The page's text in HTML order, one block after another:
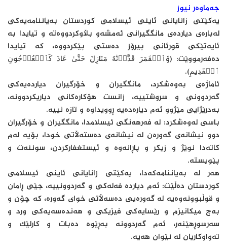
جەماوەر نیوز
یەكێتی زانایانی ئاینی ئیسلامی كوردستان بەیاننامەیەكی
لەبارەی دیاردەی مانگگیرانی ئەمشەو بڵاوكردووەتە و تیایدا بە
ئایەتێكی قورئانی پیرۆز دەستی پێكردووە، كە تیایدا
دەفەرمووێت: (ۆٱلۡقَمَرَ قَدَّرۡنَٰهُ مَنَازِڵ حَتَّیٰ عَادَ كَٱلۡعُرۡجُونِ
ٱلۡقَدِیمِ).
ئاماژەی بەوەشكرد، مانگگیران و خۆرگیران دیاردەیەكی
گەردوونی و سروشتییە، زانست هۆكارەكانی دیاریكردوونە،
بەدرێژایی مێژوو ئەم دیارەدەیە ڕوویداوە و تازە نییە.
باسی لەوەشكرد: لە فەرهەنگی ئیسلامدا، مانگگیران و خۆرگیران
دوو نیشانەی گەورەن لە نیشانەی دەستەڵاتی خودا، بۆیە لەم
كاتەدا نوێژ و زیكر و پاڕانەوە و ئیستغفاركردن، سوننەت و
پێویستە.
هەر لە بەیاننامەكەدا، یەكێتی زانایانی ئاینی ئیسلامی
كوردستان دەڵێت: ئەم دیاردە فەلەكی و گەردوونییە، جێی ڕامان
و قوڵبوونەوەیە لە گەورەیی دەسەڵاتی خوای گەورە، كە چۆن و
بەچ میكانیزم و رێسایەكی فیزیكی و هەندەسەیەكی ورد و
سەرسوڕهێنەر، ئەم گەردوونە بەڕێوە دەبات و كارلێك و
تەواوكاریان لە نێوان هەیە.